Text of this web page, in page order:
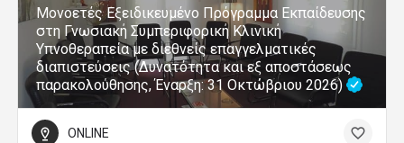
Μονοετές Εξειδικευμένο Πρόγραμμα Εκπαίδευσης
στη Γνωσιακή Συμπεριφορική Κλινική
Υπνοθεραπεία με διεθνείς επαγγελματικές
διαπιστεύσεις (Δυνατότητα και εξ αποστάσεως
παρακολούθησης, Έναρξη: 31 Οκτώβριου 2026)
ONLINE